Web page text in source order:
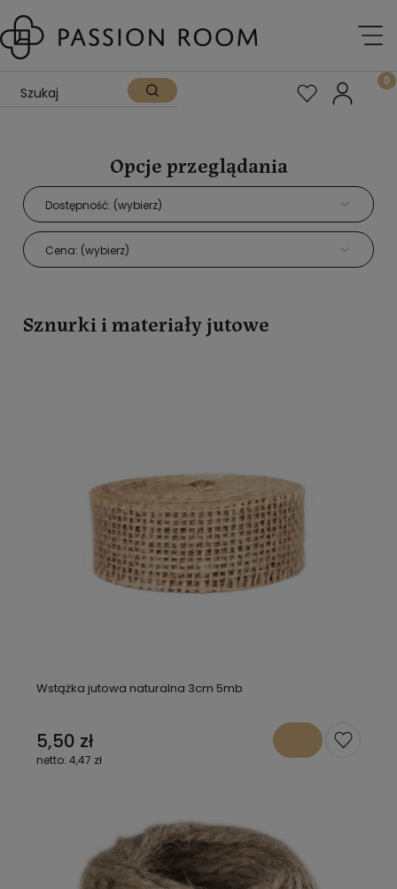
Opcje przeglądania
Dostępność: (wybierz)
Cena: (wybierz)
Sznurki i materiały jutowe
Wstążka jutowa naturalna 3cm 5mb
5,50 zł
4,47 zł